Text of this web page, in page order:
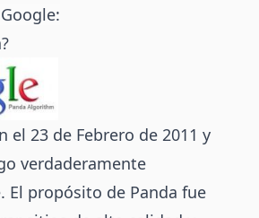
el 23 de Febrero de 2011 y
verdaderamente
El propósito de Panda fue